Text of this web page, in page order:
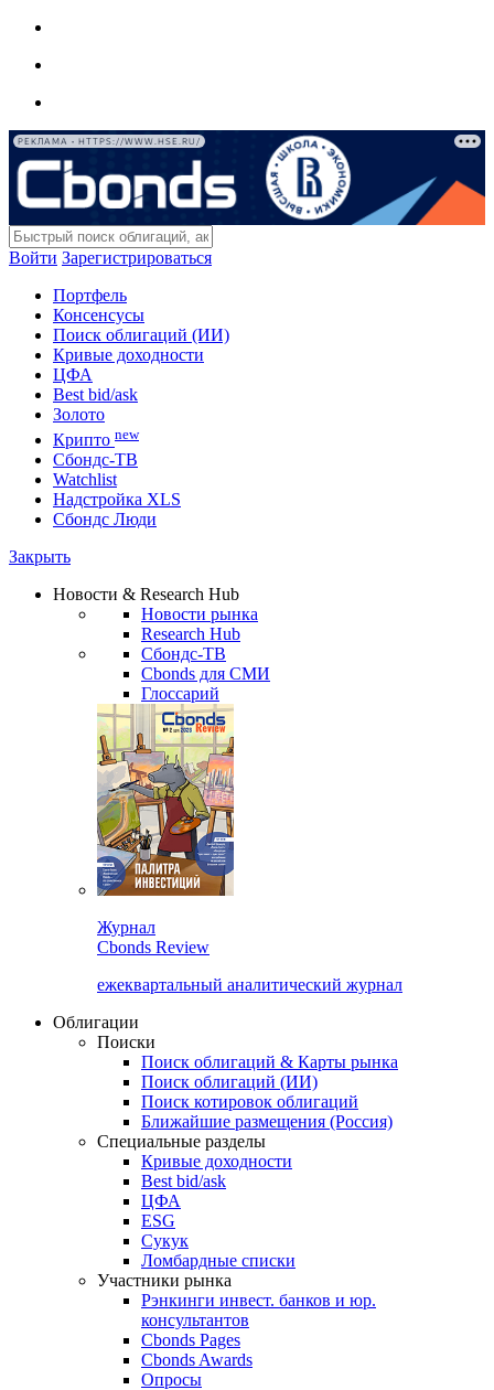
РЕКЛАМА • HTTPS://WWW.HSE.RU/
Войти Зарегистрироваться
Портфель
Консенсусы
Поиск облигаций (ИИ)
Кривые доходности
ЦФА
Best bid/ask
Золото
Крипто new
Сбондс-ТВ
Watchlist
Надстройка XLS
Сбондс Люди
Закрыть
Новости & Research Hub
Новости рынка
Research Hub
Сбондс-ТВ
Cbonds для СМИ
Глоссарий
Журнал
Cbonds Review
ежеквартальный аналитический журнал
Облигации
Поиски
Поиск облигаций & Карты рынка
Поиск облигаций (ИИ)
Поиск котировок облигаций
Ближайшие размещения (Россия)
Специальные разделы
Кривые доходности
Best bid/ask
ЦФА
ESG
Сукук
Ломбардные списки
Участники рынка
Рэнкинги инвест. банков и юр.
консультантов
Cbonds Pages
Cbonds Awards
Опросы